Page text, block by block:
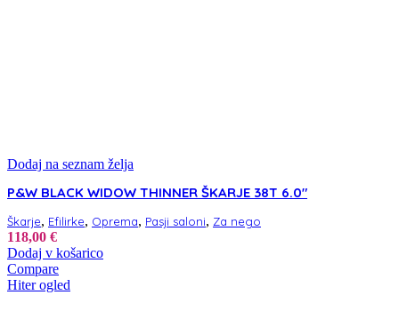
Dodaj na seznam želja
P&W BLACK WIDOW THINNER ŠKARJE 38T 6.0″
Škarje, Efilirke, Oprema, Pasji saloni, Za nego
118,00 €
Dodaj v košarico
Compare
Hiter ogled